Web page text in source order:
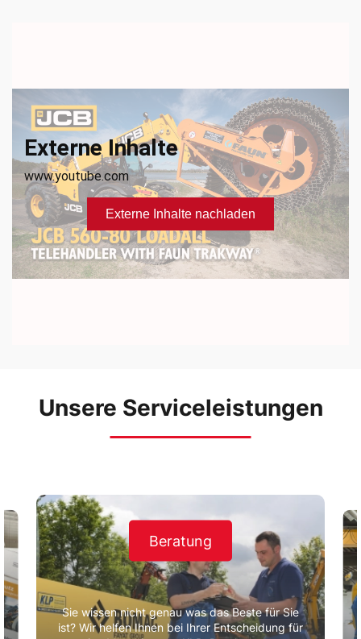
Unsere Serviceleistungen
Beratung
Sie wissen nicht genau was das Beste für Sie
ist? Wir helfen Ihnen bei Ihrer Entscheidung für